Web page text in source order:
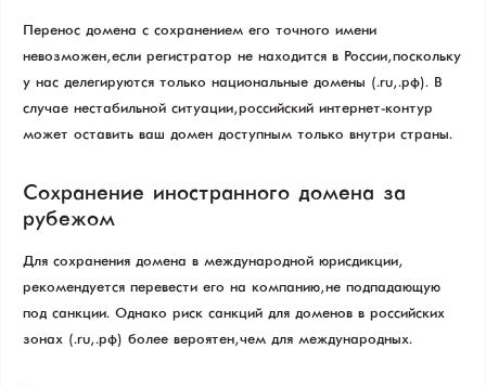
Перенос домена с сохранением его точного имени
невозможен, если регистратор не находится в России, поскольку
у нас делегируются только национальные домены (.ru, .рф). В
случае нестабильной ситуации, российский интернет-контур
может оставить ваш домен доступным только внутри страны.
Сохранение иностранного домена за
рубежом
Для сохранения домена в международной юрисдикции,
рекомендуется перевести его на компанию, не подпадающую
под санкции. Однако риск санкций для доменов в российских
зонах (.ru, .рф) более вероятен, чем для международных.